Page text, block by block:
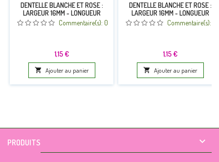
DENTELLE BLANCHE ET ROSE :
LARGEUR 16MM - LONGUEUR
100CM (08)
Commentaire(s): 0
Prix
1,15 €
 Ajouter au panier
DENTELLE BLANCHE ET ROSE :
LARGEUR 16MM - LONGUEUR
100CM(13)
Commentaire(s):
Prix
1,15 €
 Ajouter au panier
PRODUITS 